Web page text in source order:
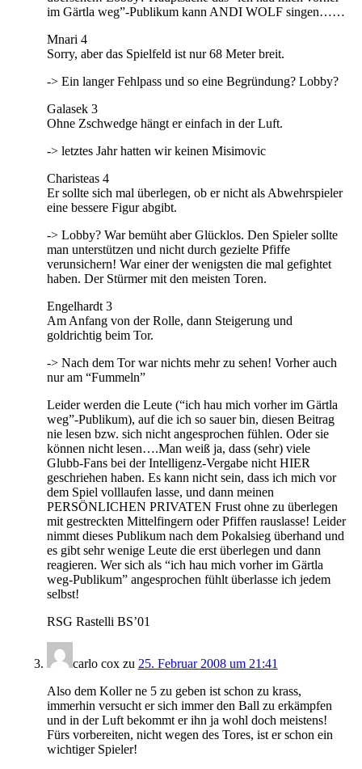
im Gärtla weg”-Publikum kann ANDI WOLF singen……
Mnari 4
Sorry, aber das Spielfeld ist nur 68 Meter breit.
-> Ein langer Fehlpass und so eine Begründung? Lobby?
Galasek 3
Ohne Zschwedge hängt er einfach in der Luft.
-> letztes Jahr hatten wir keinen Misimovic
Charisteas 4
Er sollte sich mal überlegen, ob er nicht als Abwehrspieler
eine bessere Figur abgibt.
-> Lobby? War bemüht aber Glücklos. Den Spieler sollte
man unterstützen und nicht durch gezielte Pfiffe
verunsichern! War einer der wenigsten die mal gefightet
haben. Der Stürmer mit den meisten Toren.
Engelhardt 3
Am Anfang von der Rolle, dann Steigerung und
goldrichtig beim Tor.
-> Nach dem Tor war nichts mehr zu sehen! Vorher auch
nur am “Fummeln”
Leider werden die Leute (“ich hau mich vorher im Gärtla
weg”-Publikum), auf die ich so sauer bin, diesen Beitrag
nie lesen bzw. sich nicht angesprochen fühlen. Oder sie
können nicht lesen….Man weiß ja, dass (sehr) viele
Glubb-Fans bei der Intelligenz-Vergabe nicht HIER
geschriehen haben. Es kann nicht sein, dass ich mich vor
dem Spiel volllaufen lasse, und dann meinen
PERSÖNLICHEN PRIVATEN Frust ohne zu überlegen
mit gestreckten Mittelfingern oder Pfiffen rauslasse! Leider
nimmt dieses Publikum nach dem Pokalsieg überhand und
es gibt sehr wenige Leute die erst überlegen und dann
reagieren. Wer sich als “ich hau mich vorher im Gärtla
weg-Publikum” angesprochen fühlt überlasse ich jedem
selbst!
RSG Rastelli BS’01
carlo coxzu 25. Februar 2008 um 21:41
Also dem Koller ne 5 zu geben ist schon zu krass,
immerhin versucht er sich immer den Ball zu erkämpfen
und in der Luft bekommt er ihn ja wohl doch meistens!
Fürs vorbereiten, nicht wegen des Tores, ist er schon ein
wichtiger Spieler!